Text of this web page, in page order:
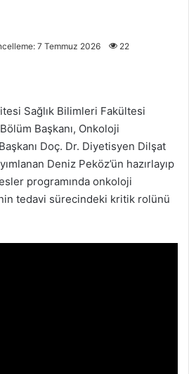
7 Temmuz 2026 22
Sağlık Bilimleri Fakültesi
Başkanı, Onkoloji
Doç. Dr. Diyetisyen Dilşat
Deniz Peköz’ün hazırlayıp
programında onkoloji
tedavi sürecindeki kritik rolünü